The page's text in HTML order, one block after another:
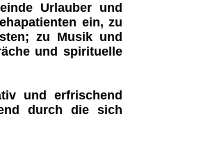
Urlauber und
ein, zu
; zu Musikund
und spirituelle
und erfrischend
durch die sich